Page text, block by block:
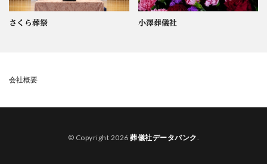
さくら葬祭 小澤葬儀社
会社概要
© Copyright 2026葬儀社データバンク.